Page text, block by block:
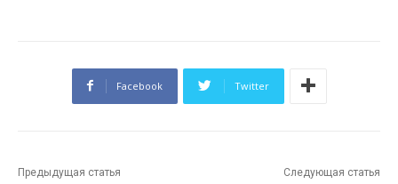
Facebook Twitter
Предыдущая статья Следующая статья